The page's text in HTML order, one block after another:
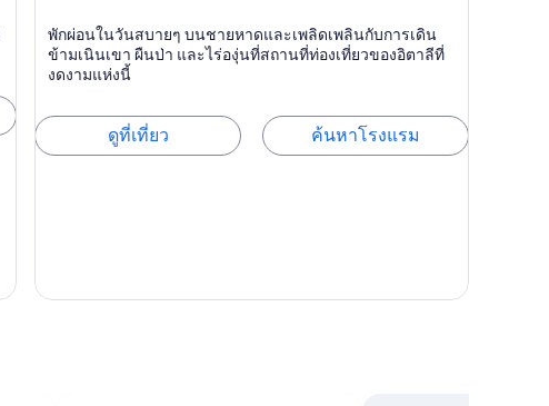
Gabicce Mare
พักผ่อนในวันสบายๆ บนชายหาดและเพลิดเพลินกับการเดิน
ข้ามเนินเขา ผืนป่า และไร่องุ่นที่สถานที่ท่องเที่ยวของอิตาลีที่
งดงามแห่งนี้
ดูที่เที่ยว ค้นหาโรงแรม